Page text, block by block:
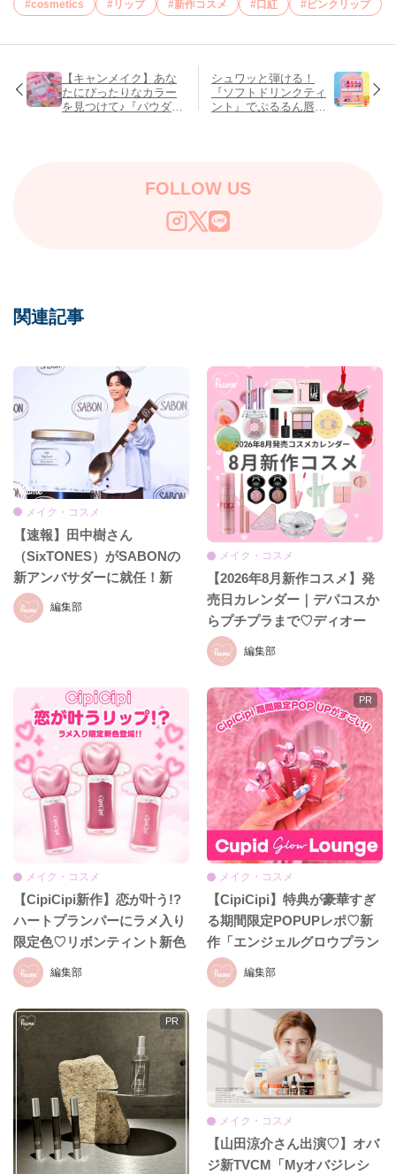
cosmetics リップ 新作コスメ 口紅 ピンクリップ
【キャンメイク】あな
たにぴったりなカラー
を見つけて♪『パウダー
シュワッと弾ける！
『ソフトドリンクティ
ント』でぷるるん唇を
FOLLOW US
関連記事
編集部
メイク・コスメ
【速報】田中樹さん
（SixTONES）がSABONの
新アンバサダーに就任！新
CM初公開＆就任発表会をレ
ポ♡
編集部
メイク・コスメ
【2026年8月新作コスメ】発
売日カレンダー｜デパコスか
らプチプラまで♡ディオー
ル、イヴ・サンローラン、ケ
イト、セザンヌほか話題ブラ
ンドまとめ
編集部
メイク・コスメ
【CipiCipi新作】恋が叶う!?
ハートプランパーにラメ入り
限定色♡リボンティント新色
も8月19日発売
編集部
メイク・コスメ
【CipiCipi】特典が豪華すぎ
る期間限定POPUPレポ♡新
作「エンジェルグロウプラン
パー」も必見!!
メイク・コスメ
【山田涼介さん出演♡】オバ
ジ新TVCM「Myオバジレシ